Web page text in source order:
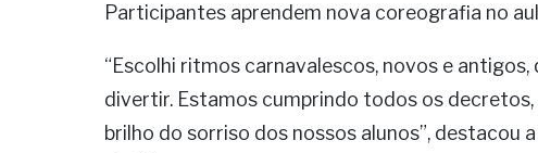
Participantes aprendem nova coreografia no
“Escolhi ritmos carnavalescos, novos e
divertir. Estamos cumprindo todos os
brilho do sorriso dos nossos alunos”, destacou